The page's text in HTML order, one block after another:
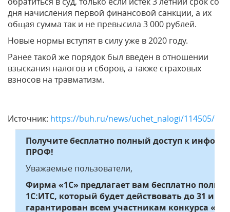
дня начисления первой финансовой санкции, а их
общая сумма так и не превысила 3 000 рублей.
Новые нормы вступят в силу уже в 2020 году.
Ранее такой же порядок был введен в отношении
взыскания налогов и сборов, а также страховых
взносов на травматизм.
Источник: https://buh.ru/news/uchet_nalogi/114505/
Получите бесплатно полный доступ к
ПРОФ!
Уважаемые пользователи,
Фирма «1С» предлагает вам бесплатно
1С:ИТС, который будет действовать до 31
гарантирован всем участникам конкурса